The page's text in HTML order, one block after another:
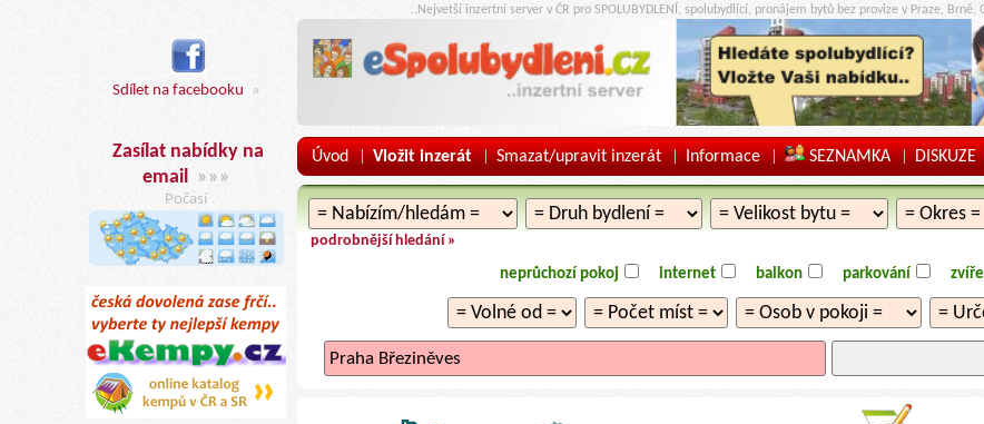
Sdílet na facebooku »
Zasílat nabídky na
email »»»
Počasí
..Nejvetší inzertní server v ČR pro SPOLUBYDLENÍ, spolubydlící, pronájem bytů bez provize v Praze,
Úvod | Vložit inzerát | Smazat/upravit inzerát | Informace | SEZNAMKA | DISKUZE
podrobnější hledání »
neprůchozí pokoj internet balkon parkování